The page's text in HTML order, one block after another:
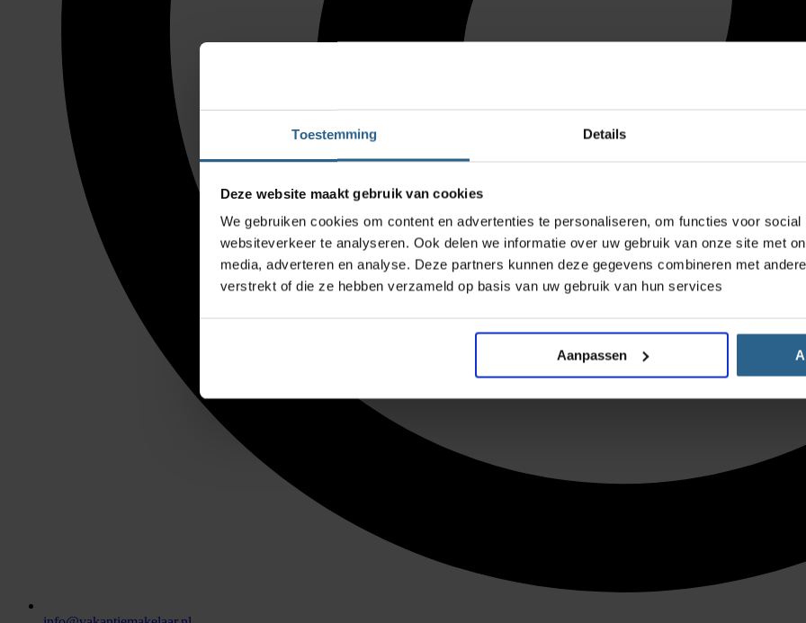
Toestemming Details
Deze website maakt gebruik van cookies
We gebruiken cookies om content en advertenties te personaliseren, om functies voor
websiteverkeer te analyseren. Ook delen we informatie over uw gebruik van onze site met
media, adverteren en analyse. Deze partners kunnen deze gegevens combineren met
verstrekt of die ze hebben verzameld op basis van uw gebruik van hun services
Aanpassen